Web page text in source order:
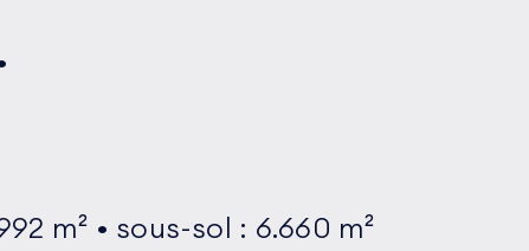
m² • sous-sol : 6.660 m²